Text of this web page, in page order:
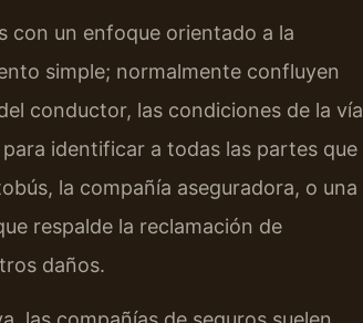
con un enfoque orientado a la
simple; normalmente confluyen
conductor, las condiciones de la vía
identificar a todas las partes que
la compañía aseguradora, o una
respalde la reclamación de
daños.